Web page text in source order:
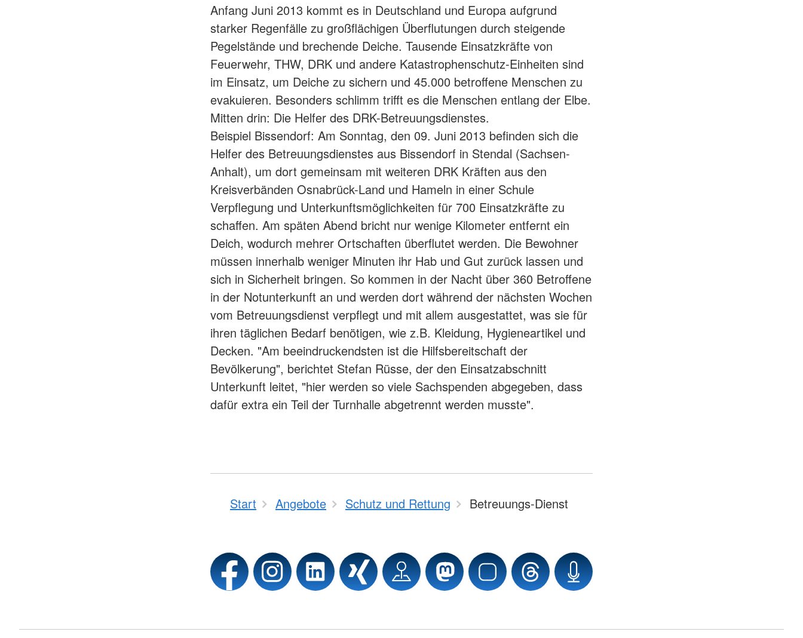
Anfang Juni 2013 kommt es in Deutschland und Europa aufgrund
starker Regenfälle zu großflächigen Überflutungen durch steigende
Pegelstände und brechende Deiche. Tausende Einsatzkräfte von
Feuerwehr, THW, DRK und andere Katastrophenschutz-Einheiten sind
im Einsatz, um Deiche zu sichern und 45.000 betroffene Menschen zu
evakuieren. Besonders schlimm trifft es die Menschen entlang der Elbe.
Mitten drin: Die Helfer des DRK-Betreuungsdienstes.
Beispiel Bissendorf: Am Sonntag, den 09. Juni 2013 befinden sich die
Helfer des Betreuungsdienstes aus Bissendorf in Stendal (Sachsen-
Anhalt), um dort gemeinsam mit weiteren DRK Kräften aus den
Kreisverbänden Osnabrück-Land und Hameln in einer Schule
Verpflegung und Unterkunftsmöglichkeiten für 700 Einsatzkräfte zu
schaffen. Am späten Abend bricht nur wenige Kilometer entfernt ein
Deich, wodurch mehrer Ortschaften überflutet werden. Die Bewohner
müssen innerhalb weniger Minuten ihr Hab und Gut zurück lassen und
sich in Sicherheit bringen. So kommen in der Nacht über 360 Betroffene
in der Notunterkunft an und werden dort während der nächsten Wochen
vom Betreuungsdienst verpflegt und mit allem ausgestattet, was sie für
ihren täglichen Bedarf benötigen, wie z.B. Kleidung, Hygieneartikel und
Decken. "Am beeindruckendsten ist die Hilfsbereitschaft der
Bevölkerung", berichtet Stefan Rüsse, der den Einsatzabschnitt
Unterkunft leitet, "hier werden so viele Sachspenden abgegeben, dass
dafür extra ein Teil der Turnhalle abgetrennt werden musste".
Start Angebote Schutz und Rettung Betreuungs-Dienst